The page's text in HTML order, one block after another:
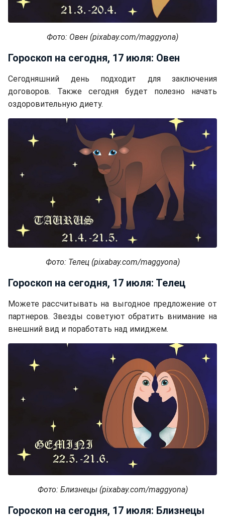
Фото: Овен (pixabay.com/maggyona)
Гороскоп на сегодня, 17 июля: Овен
Сегодняшний день подходит для заключения
договоров. Также сегодня будет полезно начать
оздоровительную диету.
Фото: Телец (pixabay.com/maggyona)
Гороскоп на сегодня, 17 июля: Телец
Можете рассчитывать на выгодное предложение от
партнеров. Звезды советуют обратить внимание на
внешний вид и поработать над имиджем.
Фото: Близнецы (pixabay.com/maggyona)
Гороскоп на сегодня, 17 июля: Близнецы